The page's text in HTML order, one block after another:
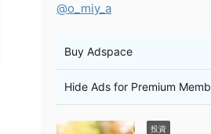
@o_miy_a
Buy Adspace
Hide Ads for Premium
投資